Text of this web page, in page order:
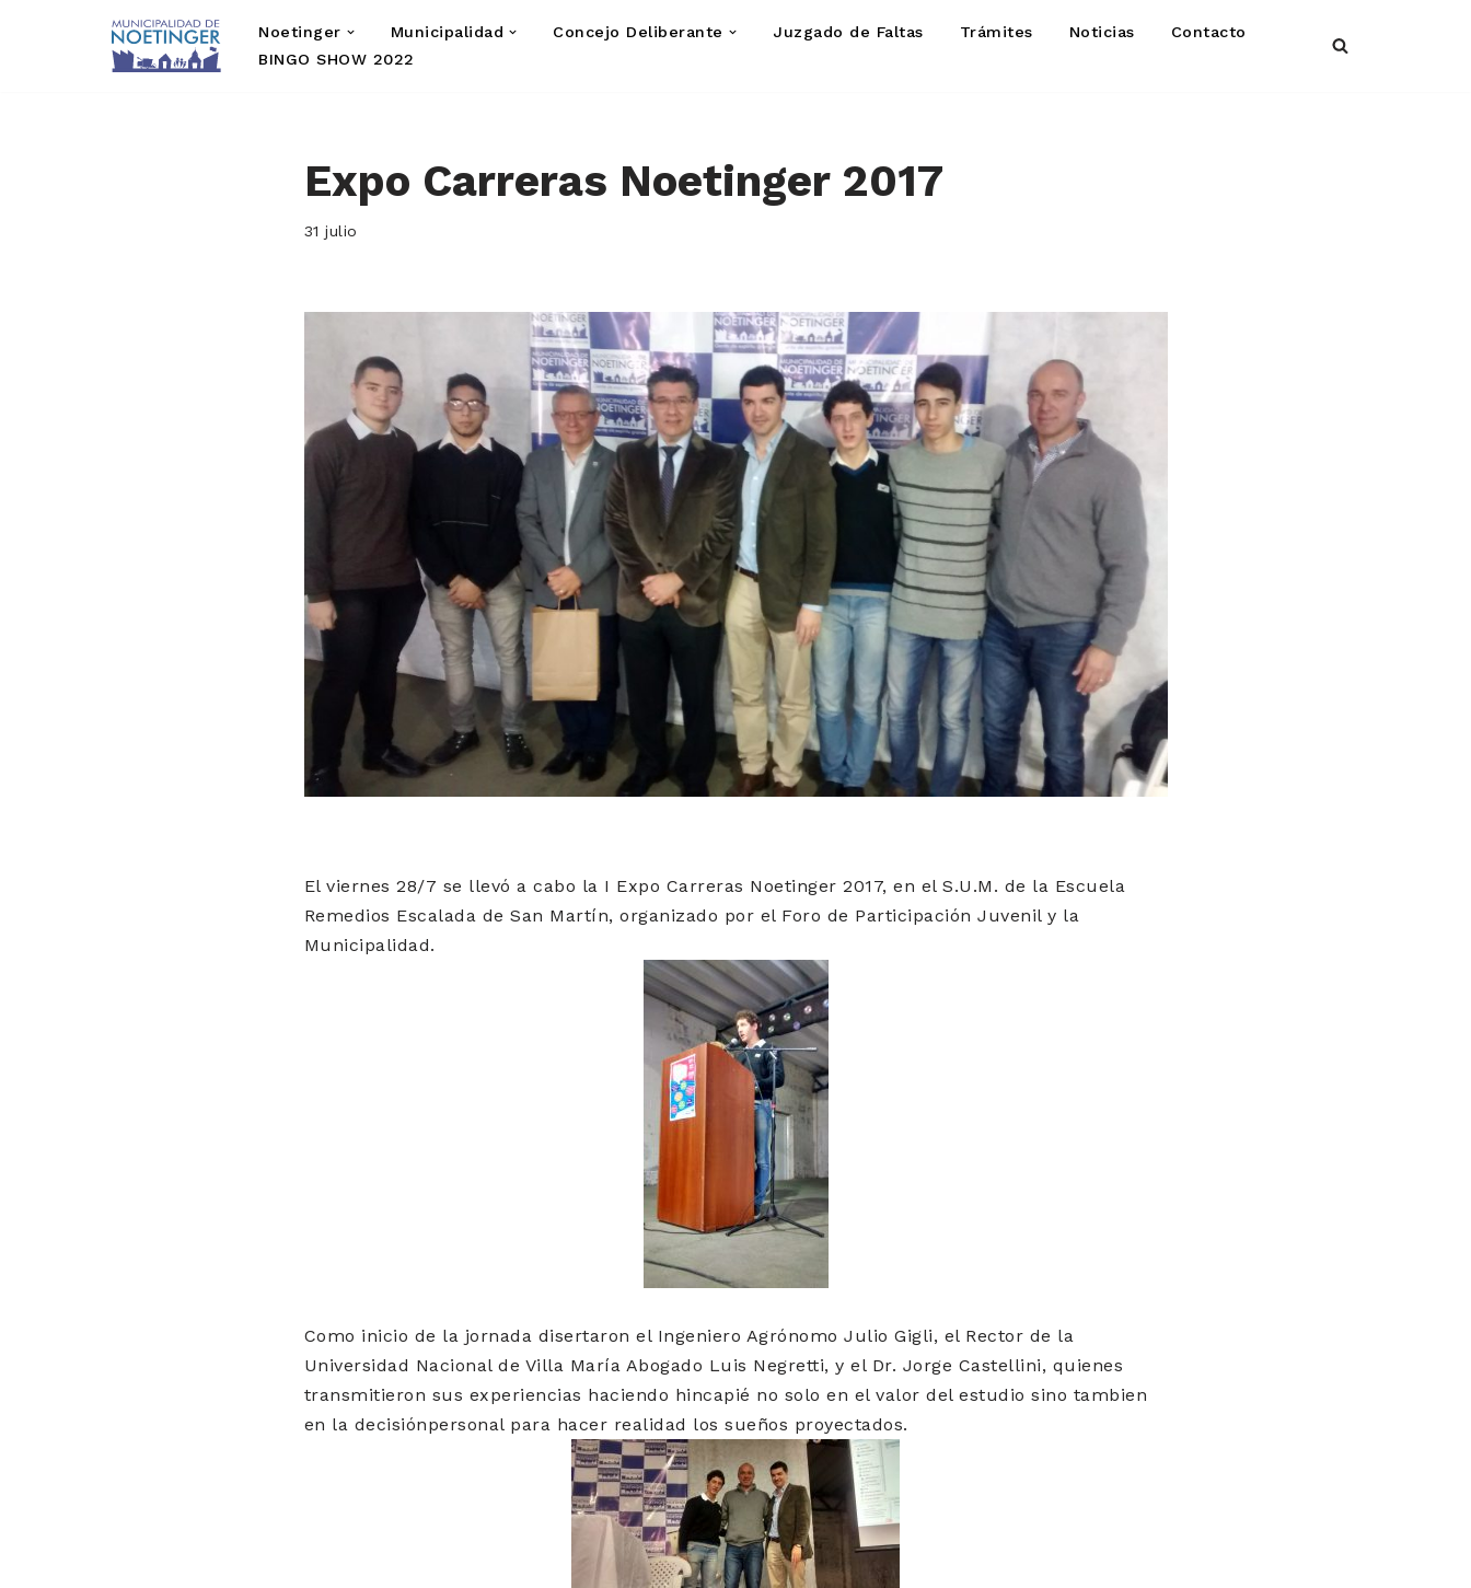
Noetinger Municipalidad Concejo Deliberante Juzgado de Faltas Trámites Noticias
Contacto
BINGO SHOW 2022
Expo Carreras Noetinger 2017
31 julio
El viernes 28/7 se llevó a cabo la I Expo Carreras Noetinger 2017, en el S.U.M. de la Escuela
Remedios Escalada de San Martín, organizado por el Foro de Participación Juvenil y la
Municipalidad.
Como inicio de la jornada disertaron el Ingeniero Agrónomo Julio Gigli, el Rector de la
Universidad Nacional de Villa María Abogado Luis Negretti, y el Dr. Jorge Castellini, quienes
transmitieron sus experiencias haciendo hincapié no solo en el valor del estudio sino tambien
en la decisiónpersonal para hacer realidad los sueños proyectados.